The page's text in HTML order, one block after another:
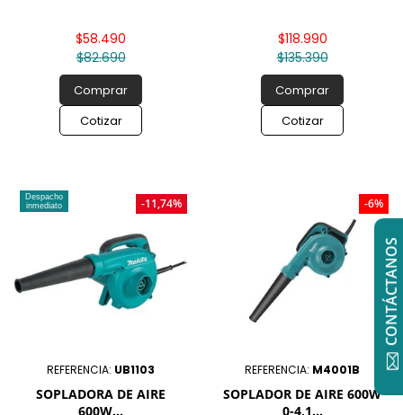
$82.690
$58.490
Comprar
Cotizar
$135.390
$118.990
Comprar
Cotizar
Despacho
inmediato
REFERENCIA: UB1103
SOPLADORA DE AIRE
600W...
-11,74%
REFERENCIA: M4001B
SOPLADOR DE AIRE 600W
0-4,1...
-6%
CONTÁCTANOS